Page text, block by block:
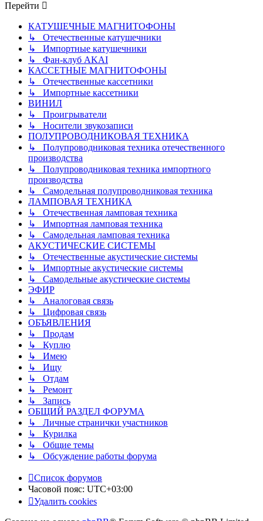
Перейти
КАТУШЕЧНЫЕ МАГНИТОФОНЫ
↳ Отечественные катушечники
↳ Импортные катушечники
↳ Фан-клуб AKAI
КАССЕТНЫЕ МАГНИТОФОНЫ
↳ Отечественные кассетники
↳ Импортные кассетники
ВИНИЛ
↳ Проигрыватели
↳ Носители звукозаписи
ПОЛУПРОВОДНИКОВАЯ ТЕХНИКА
↳ Полупроводниковая техника отечественного
производства
↳ Полупроводниковая техника импортного
производства
↳ Самодельная полупроводниковая техника
ЛАМПОВАЯ ТЕХНИКА
↳ Отечественная ламповая техника
↳ Импортная ламповая техника
↳ Самодельная ламповая техника
АКУСТИЧЕСКИЕ СИСТЕМЫ
↳ Отечественные акустические системы
↳ Импортные акустические системы
↳ Самодельные акустические системы
ЭФИР
↳ Аналоговая связь
↳ Цифровая связь
ОБЪЯВЛЕНИЯ
↳ Продам
↳ Куплю
↳ Имею
↳ Ищу
↳ Отдам
↳ Ремонт
↳ Запись
ОБЩИЙ РАЗДЕЛ ФОРУМА
↳ Личные странички участников
↳ Курилка
↳ Общие темы
↳ Обсуждение работы форума
Список форумов
Часовой пояс: UTC+03:00
Удалить cookies